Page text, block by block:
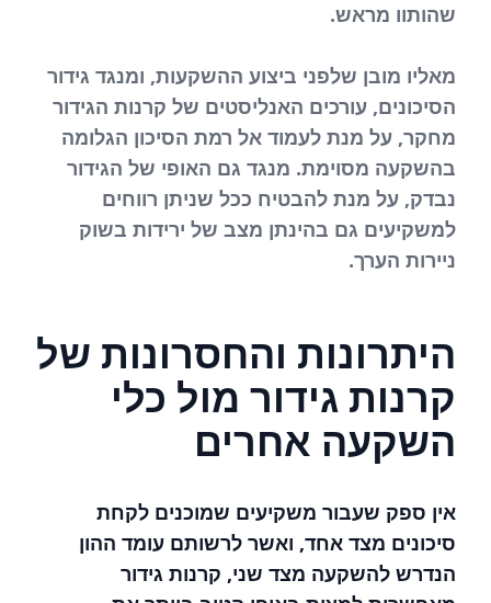
שהותוו מראש.
מאליו מובן שלפני ביצוע ההשקעות, ומנגד גידור
הסיכונים, עורכים האנליסטים של קרנות הגידור
מחקר, על מנת לעמוד אל רמת הסיכון הגלומה
בהשקעה מסוימת. מנגד גם האופי של הגידור
נבדק, על מנת להבטיח ככל שניתן רווחים
למשקיעים גם בהינתן מצב של ירידות בשוק
ניירות הערך.
היתרונות והחסרונות של
קרנות גידור מול כלי
השקעה אחרים
אין ספק שעבור משקיעים שמוכנים לקחת
סיכונים מצד אחד, ואשר לרשותם עומד ההון
הנדרש להשקעה מצד שני, קרנות גידור